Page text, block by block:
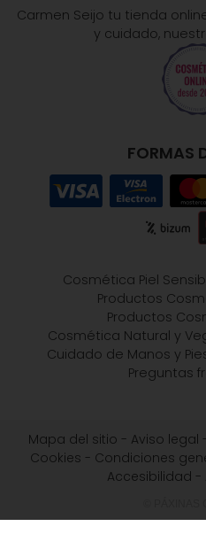
Carmen Seijo tu tienda
y cuidado,
FORMAS
Cosmética Piel
Productos
Productos
Cosmética Natural y
Cuidado de Manos y
Preguntas
Mapa del sitio - Aviso legal
Cookies - Condiciones
Accesibilidad -